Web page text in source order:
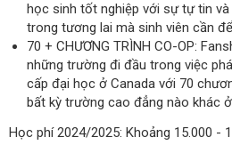
học sinh tốt nghiệp với sự tự tin
trong tương lai mà sinh viên cần
70 + CHƯƠNG TRÌNH CO-OP:
những trường đi đầu trong việc
cấp đại học ở Canada với 70
bất kỳ trường cao đẳng nào khác
Học phí 2024/2025: Khoảng 15.000 -